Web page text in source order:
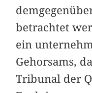
betrachtet
ein
Gehorsams,
Tribunal der